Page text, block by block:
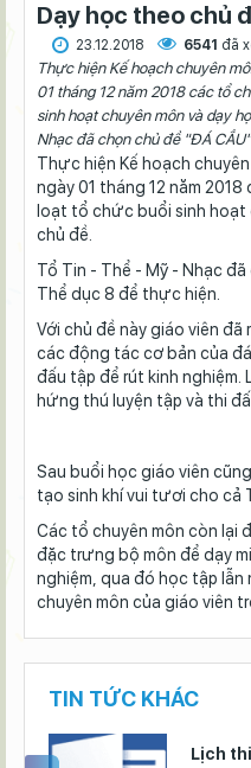
Dạy học theo chủ
23.12.2018 6541 đã
Thực hiện Kế hoạch chuyên
01 tháng 12 năm 2018 các tổ
sinh hoạt chuyên môn và dạy
Nhạc đã chọn chủ đề "ĐÁ
Thực hiện Kế hoạch
ngày 01 tháng 12 năm
loạt tổ chức buổi sinh hoạt
chủ đề.
Tổ Tin - Thể - Mỹ - Nhạc
Thể dục 8 để thực hiện.
Với chủ đề này giáo viên
các động tác cơ bản của
đấu tập để rút kinh nghiệm.
hứng thú luyện tập và thi
Sau buổi học giáo viên
tạo sinh khí vui tươi cho cả
Các tổ chuyên môn còn lại
đặc trưng bộ môn để dạy
nghiệm, qua đó học tập lẫn
chuyên môn của giáo viên
TIN TỨC KHÁC
Lịch